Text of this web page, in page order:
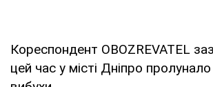
Кореспондент OBOZREVATEL
цей час у місті Дніпро